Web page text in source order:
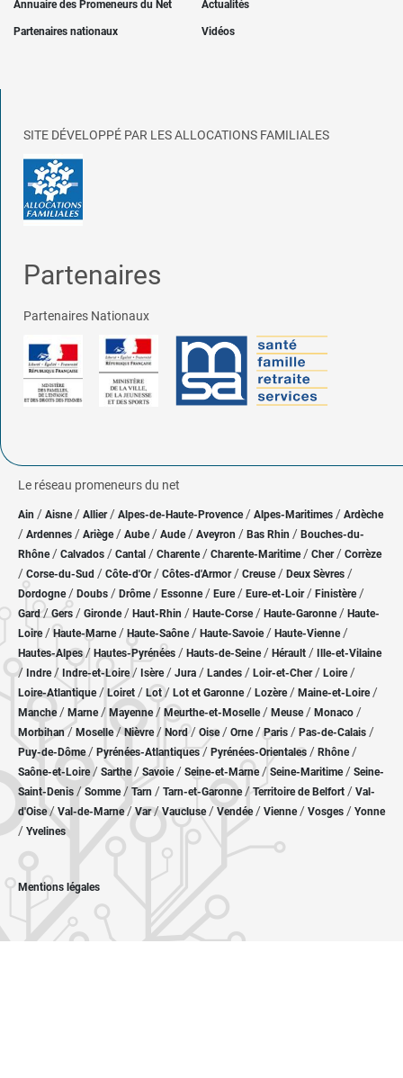
Annuaire des Promeneurs du Net Actualités
Partenaires nationaux Vidéos
SITE DÉVELOPPÉ PAR LES ALLOCATIONS FAMILIALES
Partenaires
Partenaires Nationaux
Le réseau promeneurs du net
Ain / Aisne/ Allier/ Alpes-de-Haute-Provence / Alpes-Maritimes / Ardèche
/ Ardennes / Ariège/ Aube/ Aude / Aveyron / Bas Rhin / Bouches-du-
Rhône/ Calvados / Cantal / Charente / Charente-Maritime/ Cher / Corrèze
/ Corse-du-Sud / Côte-d'Or / Côtes-d'Armor/ Creuse/ Deux Sèvres /
Dordogne/ Doubs / Drôme/ Essonne / Eure/ Eure-et-Loir / Finistère/
Gard/ Gers / Gironde/ Haut-Rhin / Haute-Corse/ Haute-Garonne/ Haute-
Loire/Haute-Marne/ Haute-Saône/ Haute-Savoie/ Haute-Vienne/
Hautes-Alpes/ Hautes-Pyrénées / Hauts-de-Seine/ Hérault / Ille-et-Vilaine
/ Indre/ Indre-et-Loire/ Isère/ Jura / Landes / Loir-et-Cher/ Loire/
Loire-Atlantique/ Loiret / Lot/ Lot et Garonne/ Lozère / Maine-et-Loire/
Manche/ Marne/ Mayenne/ Meurthe-et-Moselle/ Meuse/ Monaco /
Morbihan/ Moselle/ Nièvre / Nord/ Oise / Orne/Paris / Pas-de-Calais /
Puy-de-Dôme/ Pyrénées-Atlantiques / Pyrénées-Orientales / Rhône/
Saône-et-Loire/ Sarthe/ Savoie/ Seine-et-Marne/ Seine-Maritime/ Seine-
Saint-Denis /Somme/ Tarn / Tarn-et-Garonne/Territoire de Belfort / Val-
d'Oise/ Val-de-Marne/Var/Vaucluse/ Vendée/ Vienne/ Vosges / Yonne
/ Yvelines
Mentions légales